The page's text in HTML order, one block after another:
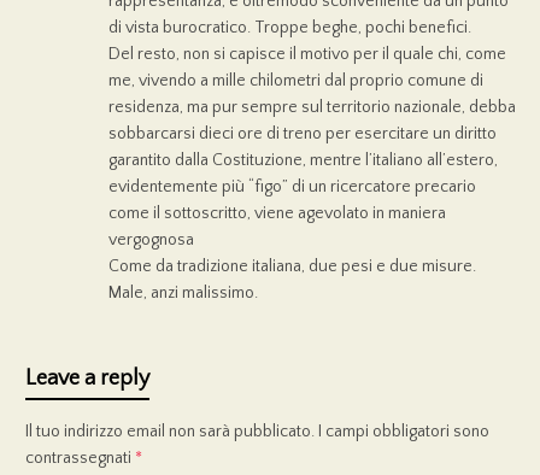
di vista burocratico. Troppe beghe, pochi benefici.
Del resto, non si capisce il motivo per il quale chi, come
me, vivendo a mille chilometri dal proprio comune di
residenza, ma pur sempre sul territorio nazionale, debba
sobbarcarsi dieci ore di treno per esercitare un diritto
garantito dalla Costituzione, mentre l’italiano all’estero,
evidentemente più “figo” di un ricercatore precario
come il sottoscritto, viene agevolato in maniera
vergognosa
Come da tradizione italiana, due pesi e due misure.
Male, anzi malissimo.
Leave a reply
Il tuo indirizzo email non sarà pubblicato.
I campi obbligatori sono
contrassegnati *